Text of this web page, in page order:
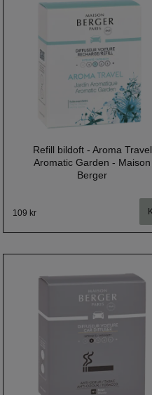
Refill bildoft - Aroma Travel
Aromatic Garden - Maison
Berger
109 kr